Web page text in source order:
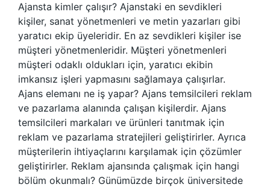
Ajansta kimler çalışır? Ajanstaki en sevdikleri
kişiler, sanat yönetmenleri ve metin yazarları gibi
yaratıcı ekip üyeleridir. En az sevdikleri kişiler ise
müşteri yönetmenleridir. Müşteri yönetmenleri
müşteri odaklı oldukları için, yaratıcı ekibin
imkansız işleri yapmasını sağlamaya çalışırlar.
Ajans elemanı ne iş yapar? Ajans temsilcileri reklam
ve pazarlama alanında çalışan kişilerdir. Ajans
temsilcileri markaları ve ürünleri tanıtmak için
reklam ve pazarlama stratejileri geliştirirler. Ayrıca
müşterilerin ihtiyaçlarını karşılamak için çözümler
geliştirirler. Reklam ajansında çalışmak için hangi
bölüm okunmalı? Günümüzde birçok üniversitede